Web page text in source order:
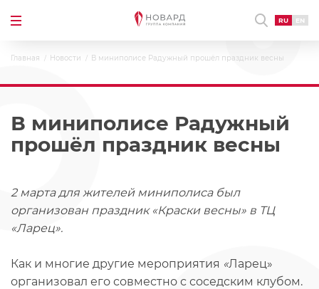
RU EN
Главная Новости В миниполисе Радужный прошёл праздник весны
В миниполисе Радужный
прошёл праздник весны
2 марта для жителей миниполиса был
организован праздник «Краски весны» в ТЦ
«Ларец».
Как и многие другие мероприятия «Ларец»
организовал его совместно с соседским клубом.